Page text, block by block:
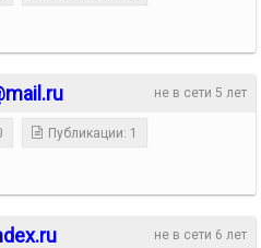
не в сети 5 лет
Публикации: 1
не в сети 6 лет